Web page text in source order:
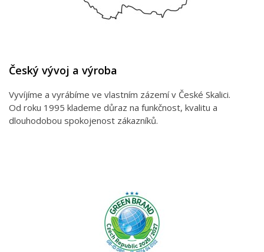
Český vývoj a výroba
Vyvíjíme a vyrábíme ve vlastním zázemí v České Skalici.
Od roku 1995 klademe důraz na funkčnost, kvalitu a
dlouhodobou spokojenost zákazníků.